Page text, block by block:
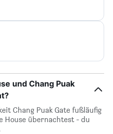
und Chang Puak
Chang Puak Gate fußläufig
House übernachtest - du